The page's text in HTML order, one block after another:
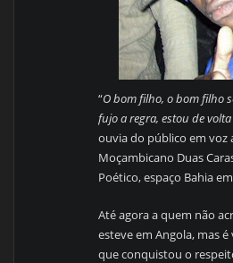
“O bom filho, o bom filho
fujo a regra, estou de
ouvia do público em voz
Moçambicano Duas
Poético, espaço Bahia
Até agora a quem não
esteve em Angola, mas
que conquistou o